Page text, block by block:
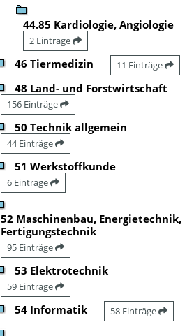
44.85 Kardiologie, Angiologie
2 Einträge
46 Tiermedizin 11 Einträge
48 Land- und Forstwirtschaft
156 Einträge
50 Technik allgemein
44 Einträge
51 Werkstoffkunde
6 Einträge
52 Maschinenbau, Energietechnik,
Fertigungstechnik
95 Einträge
53 Elektrotechnik
59 Einträge
54 Informatik 58 Einträge